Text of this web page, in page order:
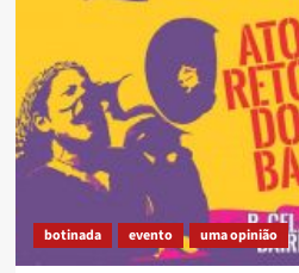
botinada evento uma opinião